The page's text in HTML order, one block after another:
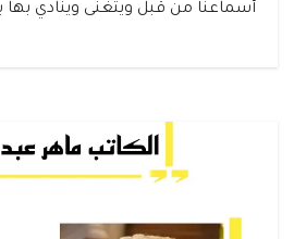
أسماعنا من قبل ويتغنى وينادي